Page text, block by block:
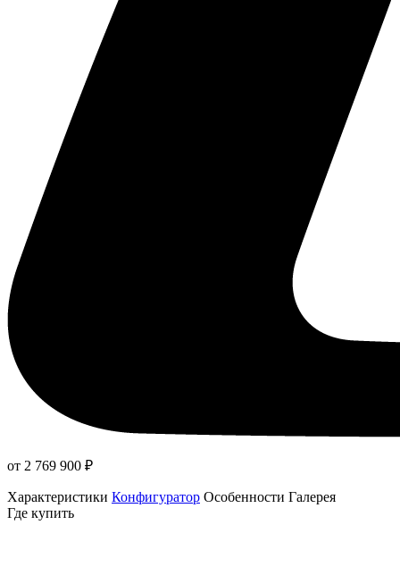
от 2 769 900 ₽
Характеристики Конфигуратор Особенности Галерея
Где купить